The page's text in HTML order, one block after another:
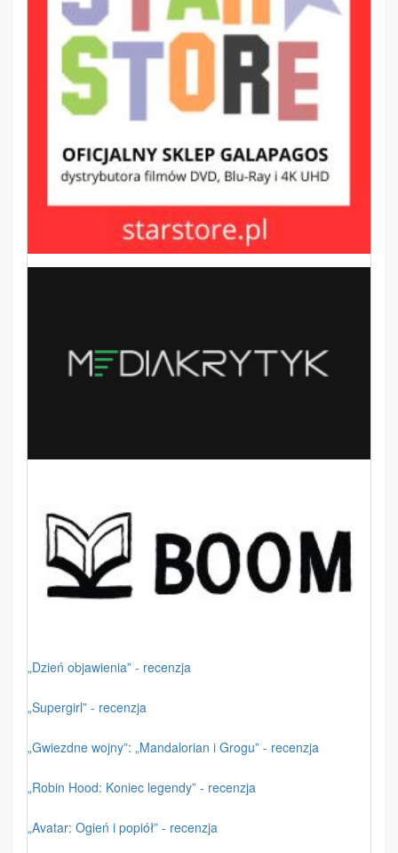
„Dzień objawienia” - recenzja
„Supergirl” - recenzja
„Gwiezdne wojny”: „Mandalorian i Grogu” - recenzja
„Robin Hood: Koniec legendy” - recenzja
„Avatar: Ogień i popiół” - recenzja